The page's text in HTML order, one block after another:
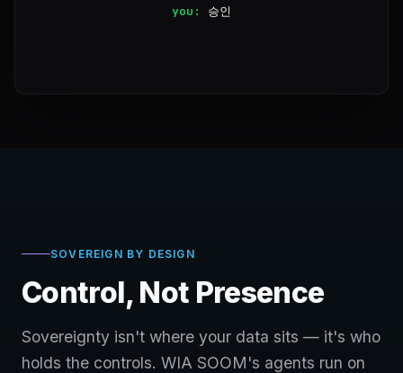
you:
승인
SOVEREIGN BY DESIGN
Control, Not Presence
Sovereignty isn't where your data sits — it's who
holds the controls. WIA SOOM's agents run on